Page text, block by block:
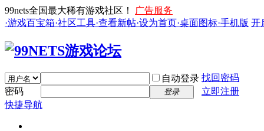
99nets全国最大稀有游戏社区！
广告服务
·游戏百宝箱·社区工具·查看新帖·设为首页·桌面图标·手机版 开
自动登录 找回密码
密码
登录
立即注册
快捷导航